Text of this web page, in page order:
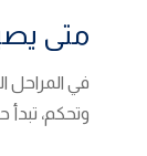
متى
في المراحل
وتحكم،